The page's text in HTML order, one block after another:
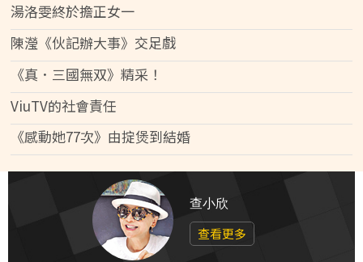
湯洛雯終於擔正女一
陳瀅《伙記辦大事》交足戲
《真．三國無双》精采！
ViuTV的社會責任
《感動她77次》由掟煲到結婚
查小欣
查看更多